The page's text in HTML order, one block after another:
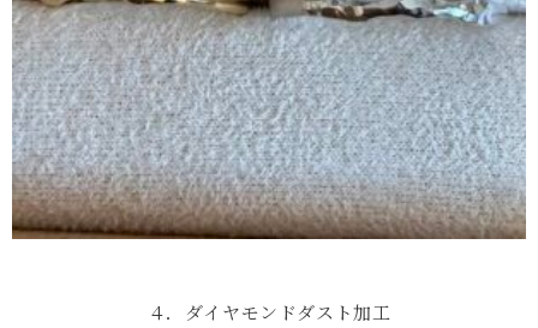
４．ダイヤモンドダスト加工